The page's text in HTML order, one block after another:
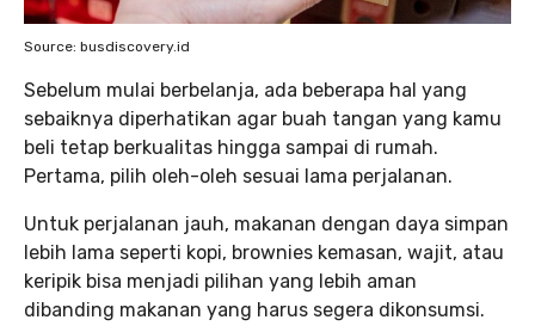
Source: busdiscovery.id
Sebelum mulai berbelanja, ada beberapa hal yang
sebaiknya diperhatikan agar buah tangan yang kamu
beli tetap berkualitas hingga sampai di rumah.
Pertama, pilih oleh-oleh sesuai lama perjalanan.
Untuk perjalanan jauh, makanan dengan daya simpan
lebih lama seperti kopi, brownies kemasan, wajit, atau
keripik bisa menjadi pilihan yang lebih aman
dibanding makanan yang harus segera dikonsumsi.